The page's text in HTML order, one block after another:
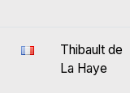
Thibault de
La Haye